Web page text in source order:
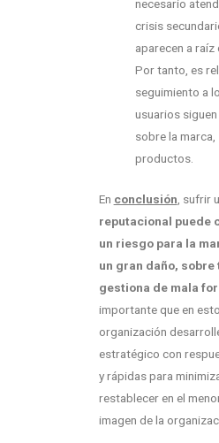
necesario
crisis
aparecen a raíz
Por tanto, es
seguimiento a
usuarios
sobre la
productos.
En conclusión , sufrir
reputacional puede
un riesgo para la
un gran daño, sobre
gestiona de mala
importante que en
organización
estratégico con
y rápidas para
restablecer en el
imagen de la